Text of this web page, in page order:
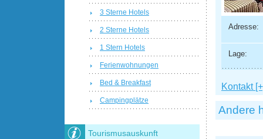
Adresse:
Lage:
Kontakt
Andere
3 Sterne Hotels
2 Sterne Hotels
1 Stern Hotels
Ferienwohnungen
Bed & Breakfast
Campingplätze
Tourismusauskunft